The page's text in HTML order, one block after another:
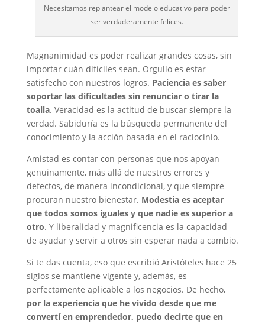
Necesitamos replantear el modelo educativo para poder
ser verdaderamente felices.
Magnanimidad es poder realizar grandes cosas, sin
importar cuán difíciles sean. Orgullo es estar
satisfecho con nuestros logros. Paciencia es saber
soportar las dificultades sin renunciar o tirar la
toalla. Veracidad es la actitud de buscar siempre la
verdad. Sabiduría es la búsqueda permanente del
conocimiento y la acción basada en el raciocinio.
Amistad es contar con personas que nos apoyan
genuinamente, más allá de nuestros errores y
defectos, de manera incondicional, y que siempre
procuran nuestro bienestar. Modestia es aceptar
que todos somos iguales y que nadie es superior a
otro. Y liberalidad y magnificencia es la capacidad
de ayudar y servir a otros sin esperar nada a cambio.
Si te das cuenta, eso que escribió Aristóteles hace 25
siglos se mantiene vigente y, además, es
perfectamente aplicable a los negocios. De hecho,
por la experiencia que he vivido desde que me
convertí en emprendedor, puedo decirte que en